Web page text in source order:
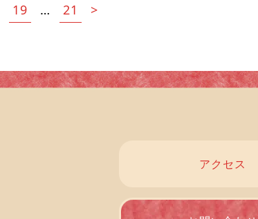
19 … 21 >
アクセス